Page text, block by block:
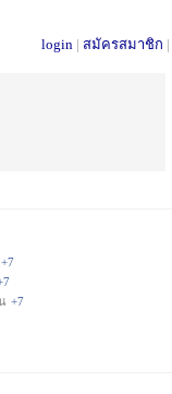
login | สมัครสมาชิก |
+7
+7